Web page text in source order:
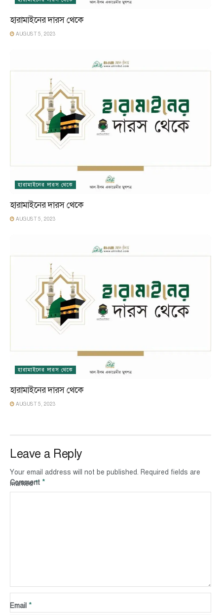
হারামাইনের দারস থেকে
AUGUST 5, 2023
হারামাইনের দারস থেকে
হারামাইনের দারস থেকে
AUGUST 5, 2023
হারামাইনের দারস থেকে
হারামাইনের দারস থেকে
AUGUST 5, 2023
Leave a Reply
Your email address will not be published. Required fields are
marked*
Comment *
Email *